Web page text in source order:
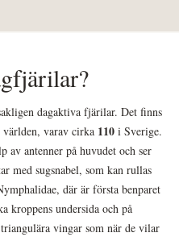
dagaktiva fjärilar. Det finns
varav cirka 110 i Sverige.
av antenner på huvudet och ser
med sugsnabel, som kan rullas
där är första benparet
kroppens undersida och på
vingar som när de vilar